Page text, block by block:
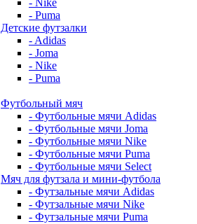
- Nike
- Puma
Детские футзалки
- Adidas
- Joma
- Nike
- Puma
Футбольный мяч
- Футбольные мячи Adidas
- Футбольные мячи Joma
- Футбольные мячи Nike
- Футбольные мячи Puma
- Футбольные мячи Select
Мяч для футзала и мини-футбола
- Футзальные мячи Adidas
- Футзальные мячи Nike
- Футзальные мячи Puma